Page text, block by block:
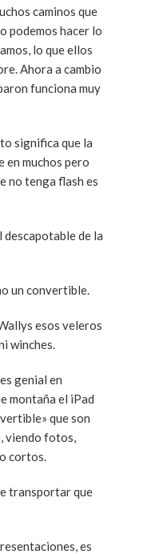
caminos que
lo que ellos
funciona muy
significa que la
en muchos pero
descapotable de la
un convertible.
esos veleros
winches.
genial en
montaña el iPad
que son
viendo fotos,
cortos.
transportar que
es